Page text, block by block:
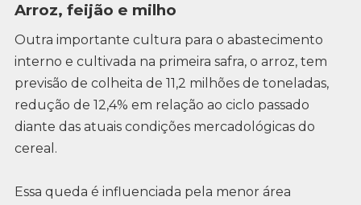
Arroz, feijão e milho
Outra importante cultura para o abastecimento
interno e cultivada na primeira safra, o arroz, tem
previsão de colheita de 11,2 milhões de toneladas,
redução de 12,4% em relação ao ciclo passado
diante das atuais condições mercadológicas do
cereal.
Essa queda é influenciada pela menor área